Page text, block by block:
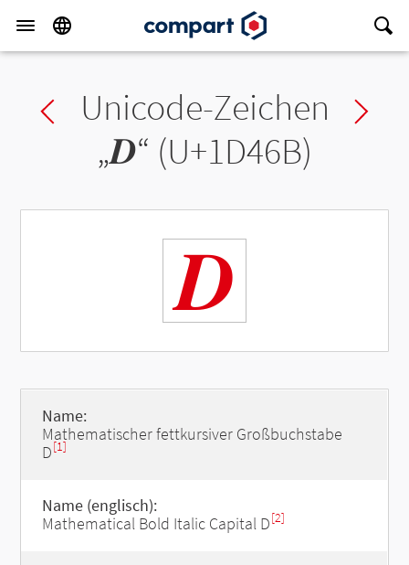
Previous char
Unicode-Zeichen
„𝑫“ (U+1D46B)
𝑫
Name:
Mathematischer fettkursiver Großbuchstabe
D[1]
Name (englisch):
Mathematical Bold Italic Capital D[2]